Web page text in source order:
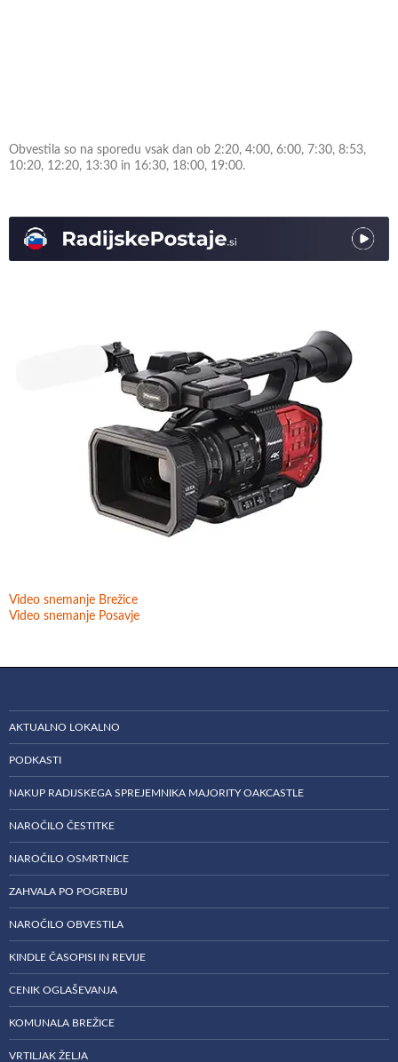
Obvestila so na sporedu vsak dan ob 2:20, 4:00, 6:00, 7:30, 8:53,
10:20, 12:20, 13:30 in 16:30, 18:00, 19:00.
Video snemanje Brežice
Video snemanje Posavje
AKTUALNO LOKALNO
PODKASTI
NAKUP RADIJSKEGA SPREJEMNIKA MAJORITY OAKCASTLE
NAROČILO ČESTITKE
NAROČILO OSMRTNICE
ZAHVALA PO POGREBU
NAROČILO OBVESTILA
KINDLE ČASOPISI IN REVIJE
CENIK OGLAŠEVANJA
KOMUNALA BREŽICE
VRTILJAK ŽELJA